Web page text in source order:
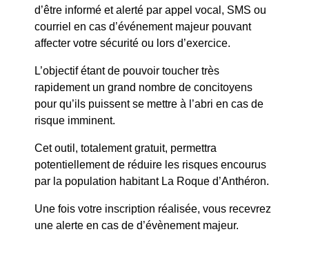
DE 19 TONNES
223/26 – ARRÊTÉ PORTANT RÉSERVATION D’UN
EMPLACEMENT DE STATIONNEMENT POUR LES
CONSULTATIONS MOBILES « GYNÉCO BUS »
d’être informé et alerté par appel vocal, SMS ou
courriel en cas d’événement majeur pouvant
affecter votre sécurité ou lors d’exercice.
L’objectif étant de pouvoir toucher très
rapidement un grand nombre de concitoyens
pour qu’ils puissent se mettre à l’abri en cas de
risque imminent.
Cet outil, totalement gratuit, permettra
potentiellement de réduire les risques encourus
par la population habitant La Roque d’Anthéron.
Une fois votre inscription réalisée, vous recevrez
une alerte en cas de d’évènement majeur.